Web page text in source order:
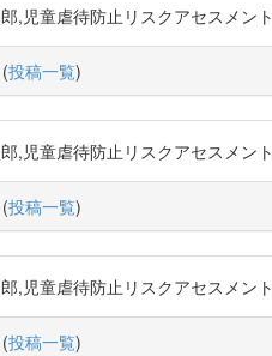
,児童虐待防止リスクアセスメ
(投稿一覧)
,児童虐待防止リスクアセスメ
(投稿一覧)
,児童虐待防止リスクアセスメ
(投稿一覧)